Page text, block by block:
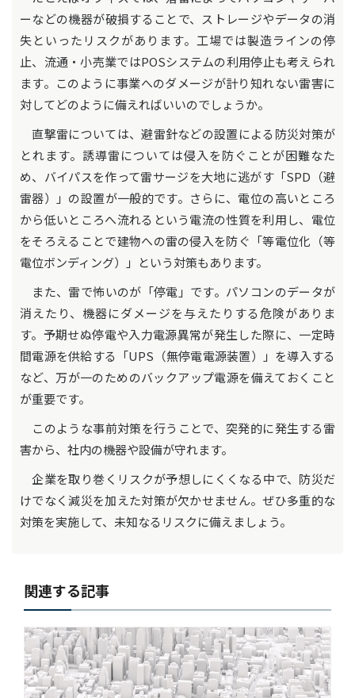
ーなどの機器が破損することで、ストレージやデータの消
失といったリスクがあります。工場では製造ラインの停
止、流通・小売業ではPOSシステムの利用停止も考えられ
ます。このように事業へのダメージが計り知れない雷害に
対してどのように備えればいいのでしょうか。
直撃雷については、避雷針などの設置による防災対策が
とれます。誘導雷については侵入を防ぐことが困難なた
め、バイパスを作って雷サージを大地に逃がす「SPD（避
雷器）」の設置が一般的です。さらに、電位の高いところ
から低いところへ流れるという電流の性質を利用し、電位
をそろえることで建物への雷の侵入を防ぐ「等電位化（等
電位ボンディング）」という対策もあります。
また、雷で怖いのが「停電」です。パソコンのデータが
消えたり、機器にダメージを与えたりする危険がありま
す。予期せぬ停電や入力電源異常が発生した際に、一定時
間電源を供給する「UPS（無停電電源装置）」を導入する
など、万が一のためのバックアップ電源を備えておくこと
が重要です。
このような事前対策を行うことで、突発的に発生する雷
害から、社内の機器や設備が守れます。
企業を取り巻くリスクが予想しにくくなる中で、防災だ
けでなく減災を加えた対策が欠かせません。ぜひ多重的な
対策を実施して、未知なるリスクに備えましょう。
関連する記事